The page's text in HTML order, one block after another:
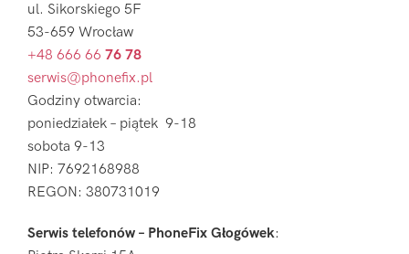
ul. Sikorskiego 5F
53-659 Wrocław
+48 666 66 76 78
serwis@phonefix.pl
Godziny otwarcia:
poniedziałek – piątek 9-18
sobota 9-13
NIP: 7692168988
REGON: 380731019
Serwis telefonów – PhoneFix Głogówek: